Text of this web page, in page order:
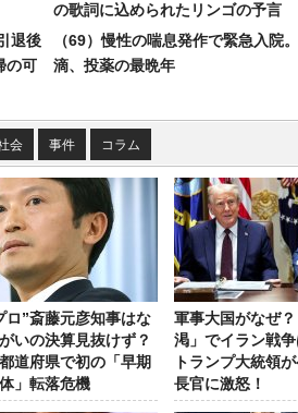
退後
の可
の歌詞に込められたリンゴの予言
（69）慢性の喘息発作で緊急入院
滴、投薬の最晩年
会 事件 コラム
ロ”斎藤元彦知事はな
いの決算見抜けず？
道府県で初の「早期
」転落危機
軍事大国がなぜ
渇」でイラン戦
トランプ大統領
長官に激怒！